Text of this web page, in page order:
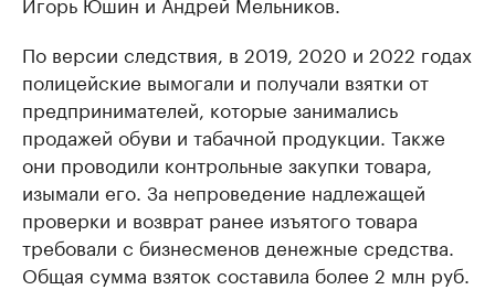
По версии следствия, в 2019, 2020 и 2022 годах
полицейские вымогали и получали взятки от
предпринимателей, которые занимались
продажей обуви и табачной продукции. Также
они проводили контрольные закупки товара,
изымали его. За непроведение надлежащей
проверки и возврат ранее изъятого товара
требовали с бизнесменов денежные средства.
Общая сумма взяток составила более 2 млн руб.